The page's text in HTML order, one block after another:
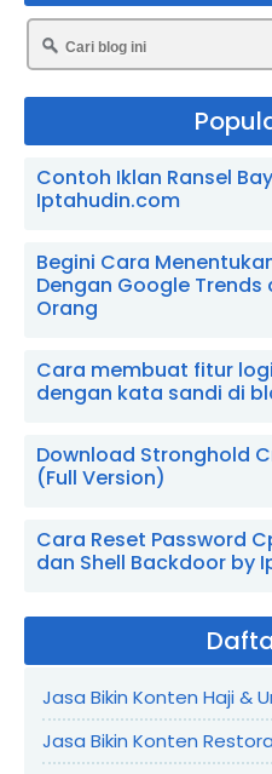
Contoh Iklan Ransel
Iptahudin.com
Begini Cara
Dengan Google Trends
Orang
Cara membuat fitur
dengan kata sandi di
Download Stronghold
(Full Version)
Cara Reset Password
dan Shell Backdoor by
Jasa Bikin Konten Haji &
Jasa Bikin Konten